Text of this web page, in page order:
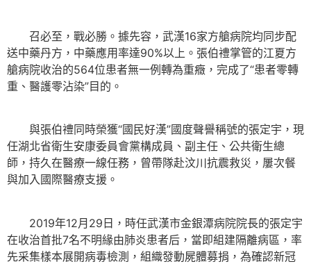
召必至，戰必勝。據先容，武漢16家方艙病院均同步配
送中藥丹方，中藥應用率達90%以上。張伯禮掌管的江夏方
艙病院收治的564位患者無一例轉為重癥，完成了“患者零轉
重、醫護零沾染”目的。
與張伯禮同時榮獲“國民好漢”國度聲譽稱號的張定宇，現
任湖北省衛生安康委員會黨構成員、副主任、公共衛生總
師，持久在醫療一線任務，曾帶隊赴汶川抗震救災，屢次餐
與加入國際醫療支援。
2019年12月29日，時任武漢市金銀潭病院院長的張定宇
在收治首批7名不明緣由肺炎患者后，當即組建隔離病區，率
先采集樣本展開病毒檢測，組織發動屍體募捐，為確認新冠